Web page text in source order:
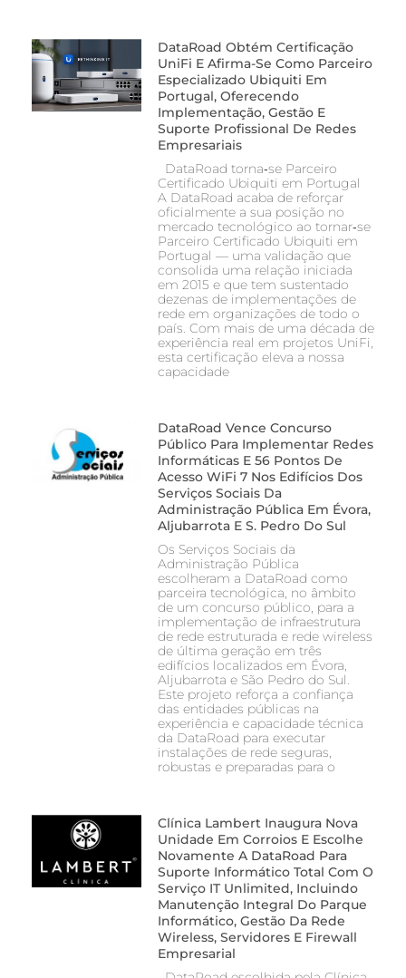
DataRoad Obtém Certificação
UniFi E Afirma-Se Como Parceiro
Especializado Ubiquiti Em
Portugal, Oferecendo
Implementação, Gestão E
Suporte Profissional De Redes
Empresariais
DataRoad torna‑se Parceiro
Certificado Ubiquiti em Portugal
A DataRoad acaba de reforçar
oficialmente a sua posição no
mercado tecnológico ao tornar‑se
Parceiro Certificado Ubiquiti em
Portugal — uma validação que
consolida uma relação iniciada
em 2015 e que tem sustentado
dezenas de implementações de
rede em organizações de todo o
país. Com mais de uma década de
experiência real em projetos UniFi,
esta certificação eleva a nossa
capacidade
DataRoad Vence Concurso
Público Para Implementar Redes
Informáticas E 56 Pontos De
Acesso WiFi 7 Nos Edifícios Dos
Serviços Sociais Da
Administração Pública Em Évora,
Aljubarrota E S. Pedro Do Sul
Os Serviços Sociais da
Administração Pública
escolheram a DataRoad como
parceira tecnológica, no âmbito
de um concurso público, para a
implementação de infraestrutura
de rede estruturada e rede wireless
de última geração em três
edifícios localizados em Évora,
Aljubarrota e São Pedro do Sul.
Este projeto reforça a confiança
das entidades públicas na
experiência e capacidade técnica
da DataRoad para executar
instalações de rede seguras,
robustas e preparadas para o
Clínica Lambert Inaugura Nova
Unidade Em Corroios E Escolhe
Novamente A DataRoad Para
Suporte Informático Total Com O
Serviço IT Unlimited, Incluindo
Manutenção Integral Do Parque
Informático, Gestão Da Rede
Wireless, Servidores E Firewall
Empresarial